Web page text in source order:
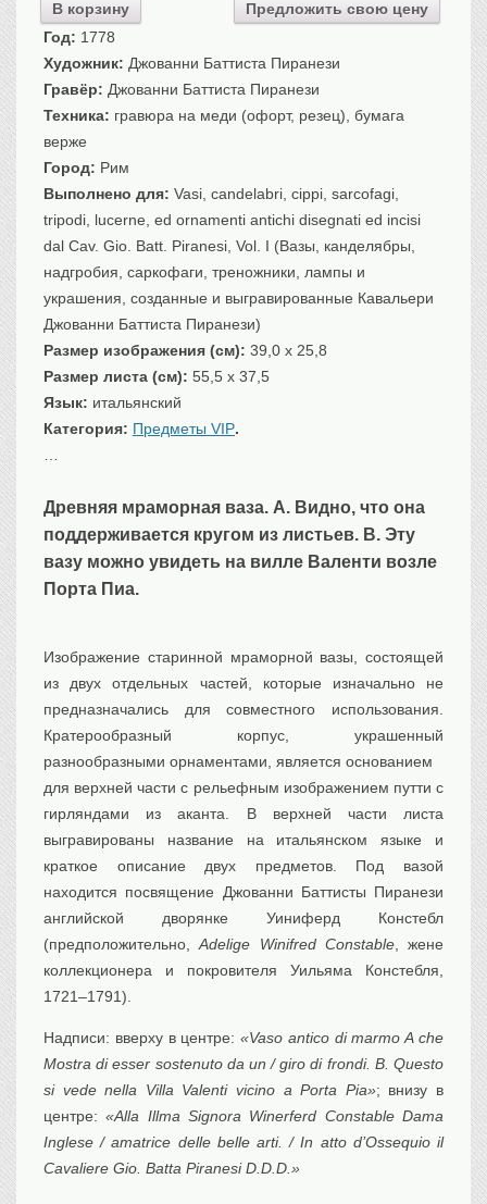
Охота. Флора. Фауна
Фауна
Флора
Охота
Рыбы, рыбалка
Техника, транспорт,
Архитектура
Техника
Транспорт
Флот, кораблестроение
Связь
Букинистика
Медицина
Оружие, военная атрибутика
Разное
В корзину Предложить свою цену
Год: 1778
Художник: Джованни Баттиста Пиранези
Гравёр: Джованни Баттиста Пиранези
Техника: гравюра на меди (офорт, резец), бумага
верже
Город: Рим
Выполнено для: Vasi, candelabri, cippi, sarcofagi,
tripodi, lucerne, ed ornamenti antichi disegnati ed incisi
dal Cav. Gio. Batt. Piranesi, Vol. I (Вазы, канделябры,
надгробия, саркофаги, треножники, лампы и
украшения, созданные и выгравированные Кавальери
Джованни Баттиста Пиранези)
Размер изображения (см): 39,0 x 25,8
Размер листа (см): 55,5 x 37,5
Язык: итальянский
Категория: Предметы VIP.
Древняя мраморная ваза. A. Видно, что она
поддерживается кругом из листьев. B. Эту
вазу можно увидеть на вилле Валенти возле
Порта Пиа.
Изображение старинной мраморной вазы, состоящей
из двух отдельных частей, которые изначально не
предназначались для совместного использования.
Кратерообразный корпус, украшенный
разнообразными орнаментами, является основанием
для верхней части с рельефным изображением путти с
гирляндами из аканта. В верхней части листа
выгравированы название на итальянском языке и
краткое описание двух предметов. Под вазой
находится посвящение Джованни Баттисты Пиранези
английской дворянке Уиниферд Констебл
(предположительно,
Adelige Winifred Constable, жене
коллекционера и покровителя Уильяма Констебля,
1721–1791).
Надписи: вверху в центре:«Vaso antico di marmo A che
Mostra di esser sostenuto da un / giro di frondi. B. Questo
si vede nella Villa Valenti vicino a Porta Pia»; внизу в
центре:«Alla Illma Signora Winerferd Constable Dama
Inglese / amatrice delle belle arti. / In atto d’Ossequio il
Cavaliere Gio. Batta Piranesi D.D.D.»